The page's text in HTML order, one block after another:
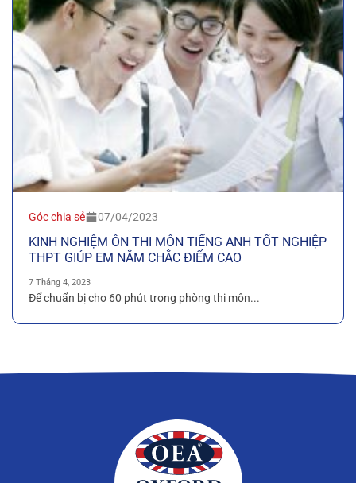
Góc chia sẻ 07/04/2023
KINH NGHIỆM ÔN THI MÔN TIẾNG ANH TỐT NGHIỆP
THPT GIÚP EM NẮM CHẮC ĐIỂM CAO
7 Tháng 4, 2023
Để chuẩn bị cho 60 phút trong phòng thi môn...